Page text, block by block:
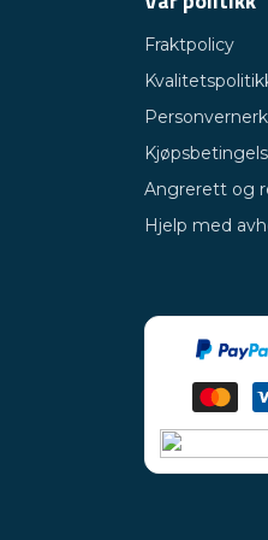
Fraktpolicy
Angrerett og
Hjelp med